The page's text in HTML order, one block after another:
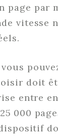
page par
vitesse
doit
entre
000